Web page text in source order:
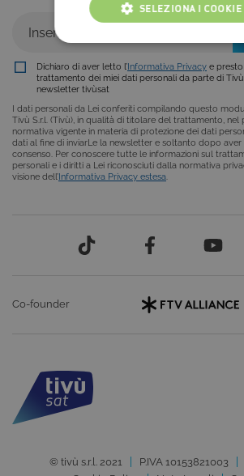
Dichiaro di aver letto l’Informativa Privacy e
trattamento dei miei dati personali da parte di Tivù
newsletter tivùsat
I dati personali da Lei conferiti compilando questo
Tivù S.r.l. (Tivù), in qualità di titolare del trattamento, nel
normativa vigente in materia di protezione dei dati
dati al fine di inviarLe la newsletter e soltanto dopo
consenso. Per conoscere tutte le informazioni sul
personali e i diritti a Lei riconosciuti dalla normativa
visione dell’Informativa Privacy estesa
Co-founder
© tivù s.r.l. 2021 P.IVA 10153821003
SELEZIONA I COOKIE
COOKIE TECNICI
COOKIE ANALITICI
COOKIE DI PROFILAZIONE
FUNZIONALITÀ
Cookie di profilazione
essere disattivati. Vengono impostati
risposta ad azioni da te effettuate nel
ricordando le scelte e in base ai criteri
selezionati (es. lingua, prodotti presenti
carrello). È possibile impostare il
norma, dati personali.